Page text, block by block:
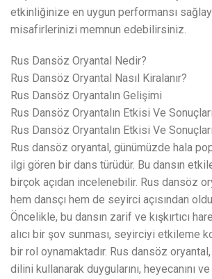
etkinliğinize en uygun performansı
misafirlerinizi memnun edebilirsiniz.
Rus Dansöz Oryantal Nedir?
Rus Dansöz Oryantal Nasıl Kiralanır?
Rus Dansöz Oryantalın Gelişimi
Rus Dansöz Oryantalın Etkisi Ve Sonuçları
Rus Dansöz Oryantalın Etkisi Ve Sonuçları
Rus dansöz oryantal, günümüzde hala
ilgi gören bir dans türüdür. Bu dansın
birçok açıdan incelenebilir. Rus dansöz
hem dansçı hem de seyirci açısından
Öncelikle, bu dansın zarif ve kışkırtıcı
alıcı bir şov sunması, seyirciyi etkileme
bir rol oynamaktadır. Rus dansöz oryantal,
dilini kullanarak duygularını, heyecanını